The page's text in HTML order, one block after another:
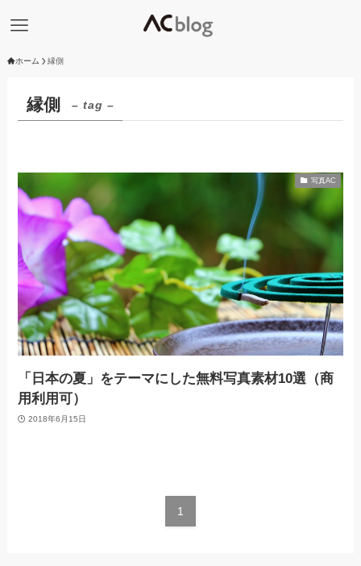
ホーム 縁側
縁側 – tag –
写真AC
「日本の夏」をテーマにした無料写真素材10選（商
用利用可）
2018年6月15日
1